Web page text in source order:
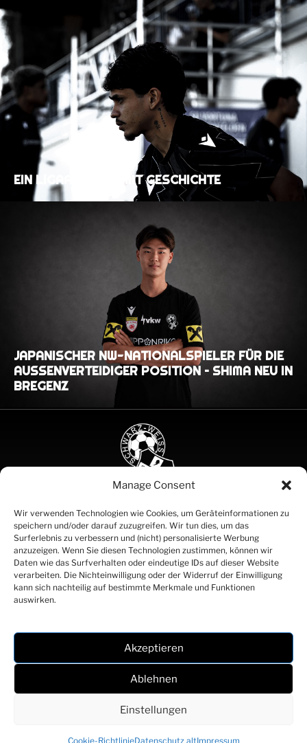
Manage Consent
Wir verwenden Technologien wie Cookies, um Geräteinformationen zu
speichern und/oder darauf zuzugreifen. Wir tun dies, um das
Surferlebnis zu verbessern und (nicht) personalisierte Werbung
anzuzeigen. Wenn Sie diesen Technologien zustimmen, können wir
Daten wie das Surfverhalten oder eindeutige IDs auf dieser Website
verarbeiten. Die Nichteinwilligung oder der Widerruf der Einwilligung
kann sich nachteilig auf bestimmte Merkmale und Funktionen
auswirken.
Akzeptieren
Ablehnen
Einstellungen
Cookie-RichtlinieDatenschutz altImpressum
EIN LIGAAUFTAKT MIT GESCHICHTE
JAPANISCHER NW-NATIONALSPIELER FÜR DIE
AUSSENVERTEIDIGER POSITION – SHIMA NEU IN B
REGENZ
SCHWARZ
WEISS
BREGENZ
SEIT 1919
Partner
Kontakt
Impressum
Webdesign und Umsetzung: Fabian Wohlfarter, Anna Scheidbach